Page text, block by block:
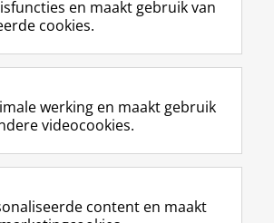
RUG
F
a
e
b
o
p
L
i
k
e
I
-
R
S
-
f
e
R
I
n
t
r
m
Y
o
T
e
k
en maakt gebruik van
cookies.
werking en maakt gebruik
videocookies.
content en maakt